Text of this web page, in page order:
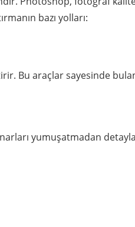
bazı yolları:
Bu araçlar sayesinde
yumuşatmadan